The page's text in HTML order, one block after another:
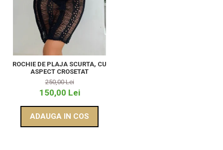
ROCHIE DE PLAJA SCURTA, CU
ASPECT CROSETAT
250,00 Lei
150,00 Lei
ADAUGA IN COS